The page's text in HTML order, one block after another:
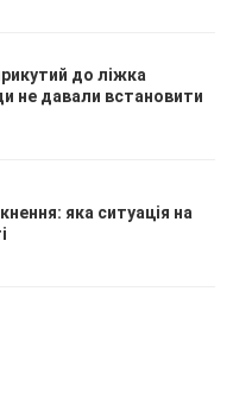
до ліжка
не давали встановити
яка ситуація на